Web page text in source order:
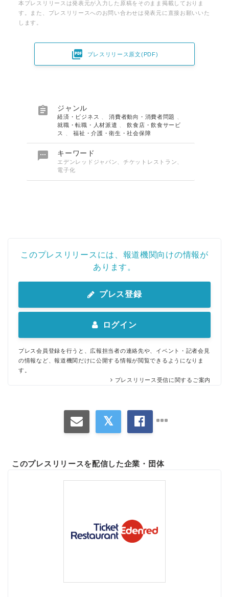
本プレスリリースは発表元が入力した原稿をそのまま掲載しておりま
す。また、プレスリリースへのお問い合わせは発表元に直接お願いいた
します。
 プレスリリース原文(PDF)
 ジャンル
経済・ビジネス 、消費者動向・消費者問題
就職・転職・人材派遣
、飲食店・飲食サービ
ス
、福祉・介護・衛生・社会保障
 キーワード
エデンレッドジャパン、チケットレストラン、
電子化
このプレスリリースには、報道機関向けの情報が
あります。
プレス登録
ログイン
プレス会員登録を行うと、広報担当者の連絡先や、イベント・記者会見
の情報など、報道機関だけに公開する情報が閲覧できるようになりま
す。
プレスリリース受信に関するご案内
このプレスリリースを配信した企業・団体